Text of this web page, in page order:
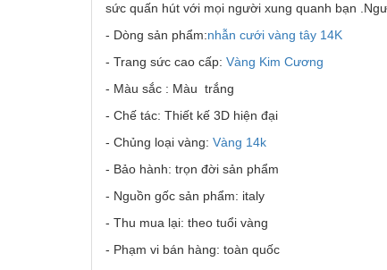
sức quấn hút với mọi người xung quanh bạn
- Dòng sản phẩm:nhẫn cưới vàng tây 14K
- Trang sức cao cấp: Vàng Kim Cương
- Màu sắc : Màu trắng
- Chế tác: Thiết kế 3D hiện đại
- Chủng loại vàng: Vàng 14k
- Bảo hành: trọn đời sản phẩm
- Nguồn gốc sản phẩm: italy
- Thu mua lại: theo tuổi vàng
- Phạm vi bán hàng: toàn quốc